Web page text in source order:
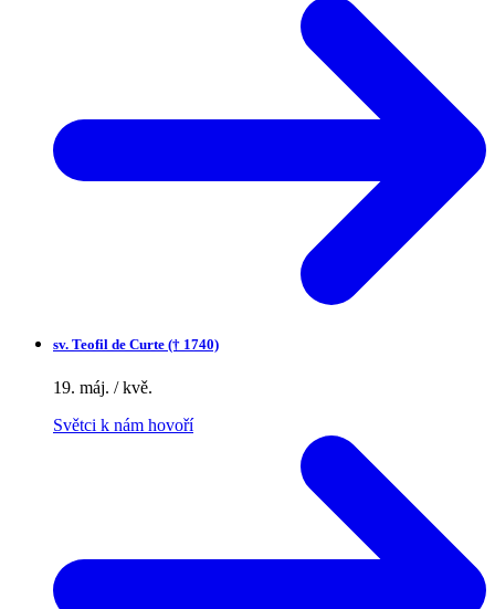
sv. Teofil de Curte († 1740)
19. máj. / kvě.
Světci k nám hovoří